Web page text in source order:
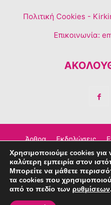
Πολιτική Cookies -
Επικοινωνία:
Άρθρα Εκδηλώσεις
Σχόλια Τέχνη –
Χρησιμοποιούμε cookies
καλύτερη εμπειρία στον
Μπορείτε να μάθετε
τα cookies που
από το πεδίο των ρυθμίσεων.